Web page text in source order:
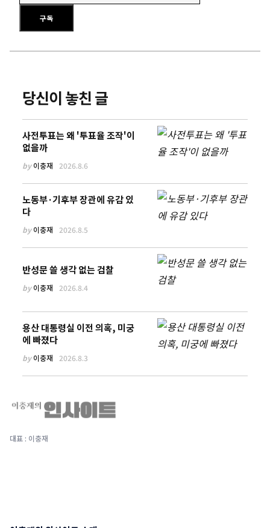
이메일 주소를 입력하세요
구독
당신이 놓친 글
사전투표는 왜 '투표율 조작'이
없을까
by이충재 2026.8.6
노동부·기후부 장관에 유감 있
다
by이충재 2026.8.5
반성문 쓸 생각 없는 검찰
by이충재 2026.8.4
용산 대통령실 이전 의혹, 미궁
에 빠졌다
by이충재 2026.8.3
대표 : 이충재